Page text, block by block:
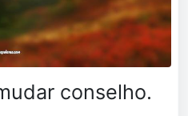
conselho.